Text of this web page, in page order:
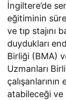
İngiltere’de
eğitiminin
ve tıp stajını
duydukları
Birliği (BMA)
Uzmanları
atabileceği ve